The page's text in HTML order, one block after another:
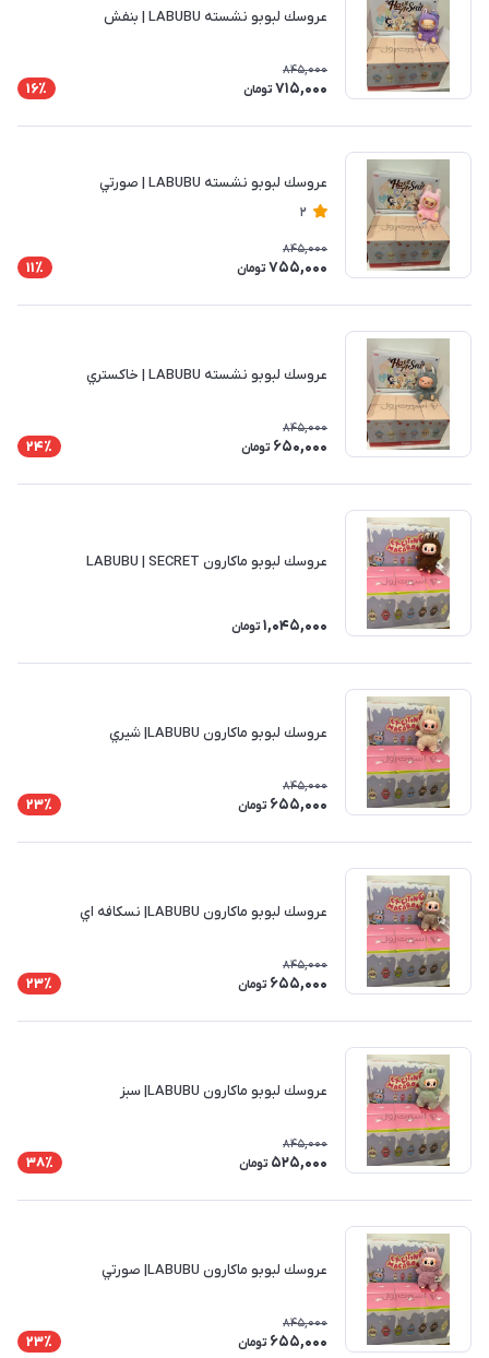
عروسك لبوبو نشسته LABUBU | بنفش
845,000
715,000 تومان 16٪
عروسك لبوبو نشسته LABUBU | صورتي
2
845,000
755,000 تومان 11٪
عروسك لبوبو نشسته LABUBU | خاكستري
845,000
650,000 تومان 24٪
عروسك لبوبو ماكارون LABUBU | SECRET
1,045,000 تومان
عروسك لبوبو ماكارون LABUBU| شيري
845,000
655,000 تومان 23٪
عروسك لبوبو ماكارون LABUBU| نسكافه اي
845,000
655,000 تومان 23٪
عروسك لبوبو ماكارون LABUBU| سبز
845,000
525,000 تومان 38٪
عروسك لبوبو ماكارون LABUBU| صورتي
845,000
655,000 تومان 23٪